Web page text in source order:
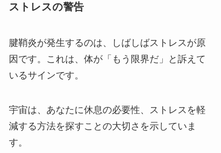
ストレスの警告
腱鞘炎が発生するのは、しばしばストレスが原
因です。これは、体が「もう限界だ」と訴えて
いるサインです。
宇宙は、あなたに休息の必要性、ストレスを軽
減する方法を探すことの大切さを示していま
す。